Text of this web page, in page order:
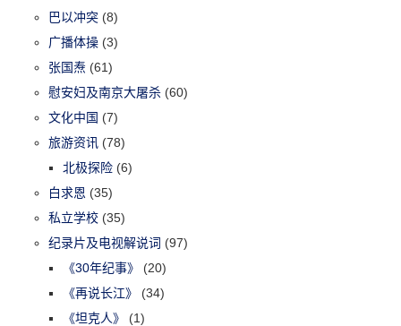
巴以冲突 (8)
广播体操 (3)
张国焘 (61)
慰安妇及南京大屠杀 (60)
文化中国 (7)
旅游资讯 (78)
北极探险 (6)
白求恩 (35)
私立学校 (35)
纪录片及电视解说词 (97)
《30年纪事》
(20)
《再说长江》
(34)
《坦克人》
(1)